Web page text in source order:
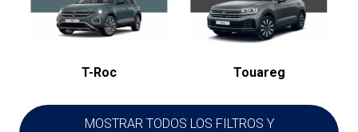
T-Roc Touareg
MOSTRAR TODOS LOS FILTROS Y